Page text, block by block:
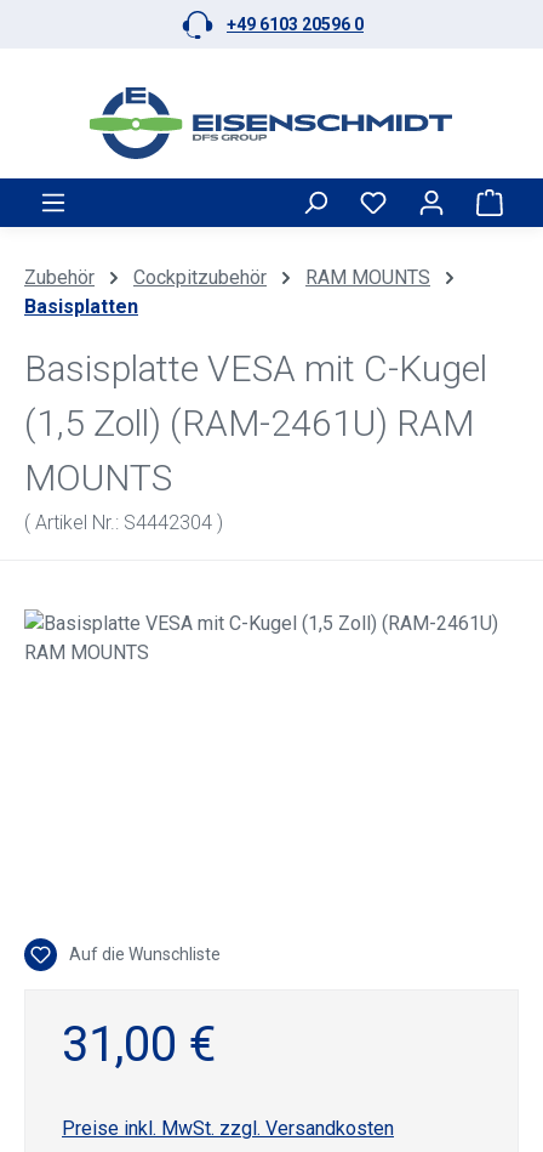
Zum Hauptinhalt springen+49 6103 20596 0
Zubehör Cockpitzubehör
RAM MOUNTS
Basisplatten
Basisplatte VESA mit C-Kugel
(1,5 Zoll) (RAM-2461U) RAM
MOUNTS
( Artikel Nr.: S4442304 )
Bildergalerie überspringen
Auf die Wunschliste
31,00 €
Preise inkl. MwSt. zzgl. Versandkosten